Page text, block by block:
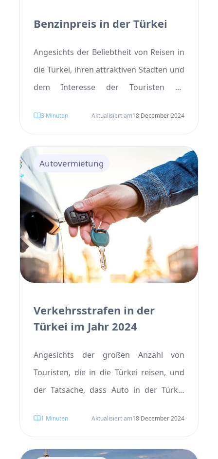
Benzinpreis in der Türkei
Angesichts der Beliebtheit von Reisen in
die Türkei, ihren attraktiven Städten und
dem Interesse der Touristen an
kennen. Dies gilt insbesondere, da die
Benzinpreise in verschiedenen
Stadtteilen jeder Stadt und an
unterschiedlichen Tankstellen variieren,
weshalb Reisende dieses Thema
berücksichtigen sollten.
3 Minuten Aktualisiert am18 December 2024
Verkehrsstrafen in der
Türkei im Jahr 2024
Angesichts der großen Anzahl von
Touristen, die in die Türkei reisen, und
der Tatsache, dass Auto in der Türkei
Autovermietung
1 Minuten Aktualisiert am18 December 2024